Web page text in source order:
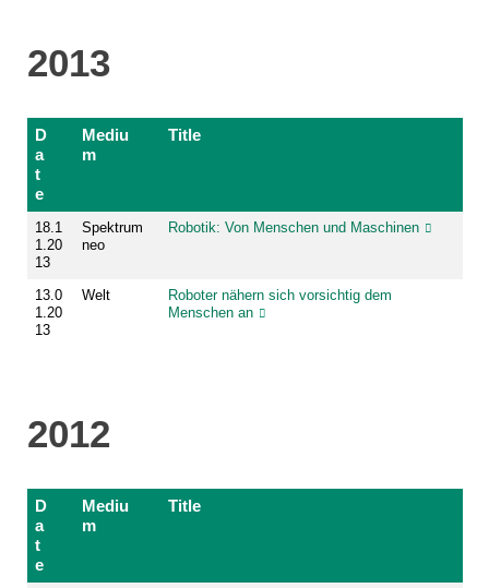
2013
D
a
t
e
Mediu
m
Title
18.1
1.20
13
Spektrum
neo
Robotik: Von Menschen und Maschinen
13.0
1.20
13
Welt
Roboter nähern sich vorsichtig dem
Menschen an
2012
D
a
t
e
Mediu
m
Title